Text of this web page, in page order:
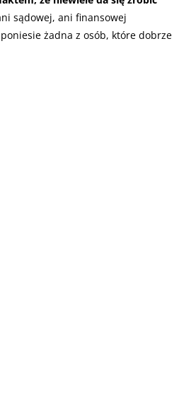
sądowej, ani finansowej
żadna z osób, które dobrze